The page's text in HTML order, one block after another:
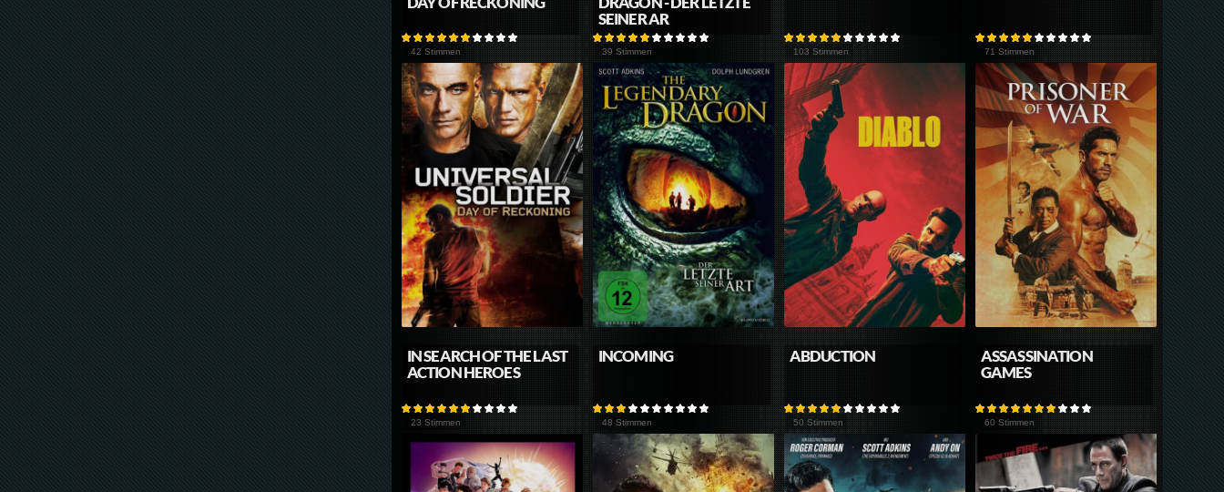
42 Stimmen
SEINER AR
39 Stimmen 103 Stimmen 71 Stimmen
IN SEARCH OF THE LAST
ACTION HEROES
23 Stimmen
INCOMING
48 Stimmen
ABDUCTION
50 Stimmen
ASSASSINATION
GAMES
60 Stimmen